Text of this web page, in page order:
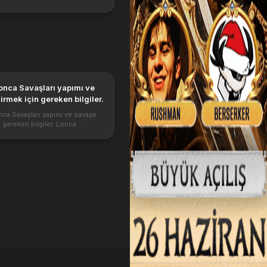
Savaşları yapımı ve
için gereken bilgiler.
Savaşları yapımı ve savaşa
gereken bilgiler. Lonca